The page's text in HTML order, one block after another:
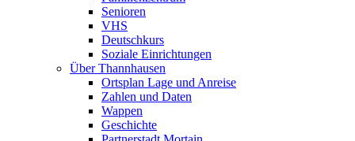
Senioren
VHS
Deutschkurs
Soziale Einrichtungen
Über Thannhausen
Ortsplan Lage und Anreise
Zahlen und Daten
Wappen
Geschichte